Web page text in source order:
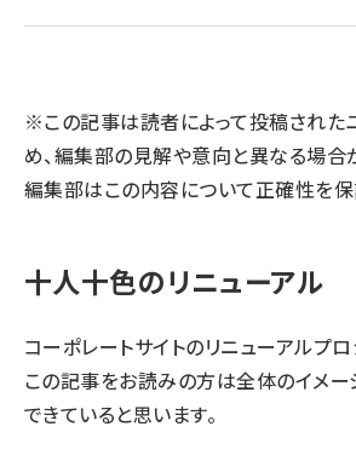
※この記事は読者によって投稿された
め、編集部の見解や意向と異なる場合
編集部はこの内容について正確性を保
十人十色のリニューアル
コーポレートサイトのリニューアルプロ
この記事をお読みの方は全体のイメ
できていると思います。